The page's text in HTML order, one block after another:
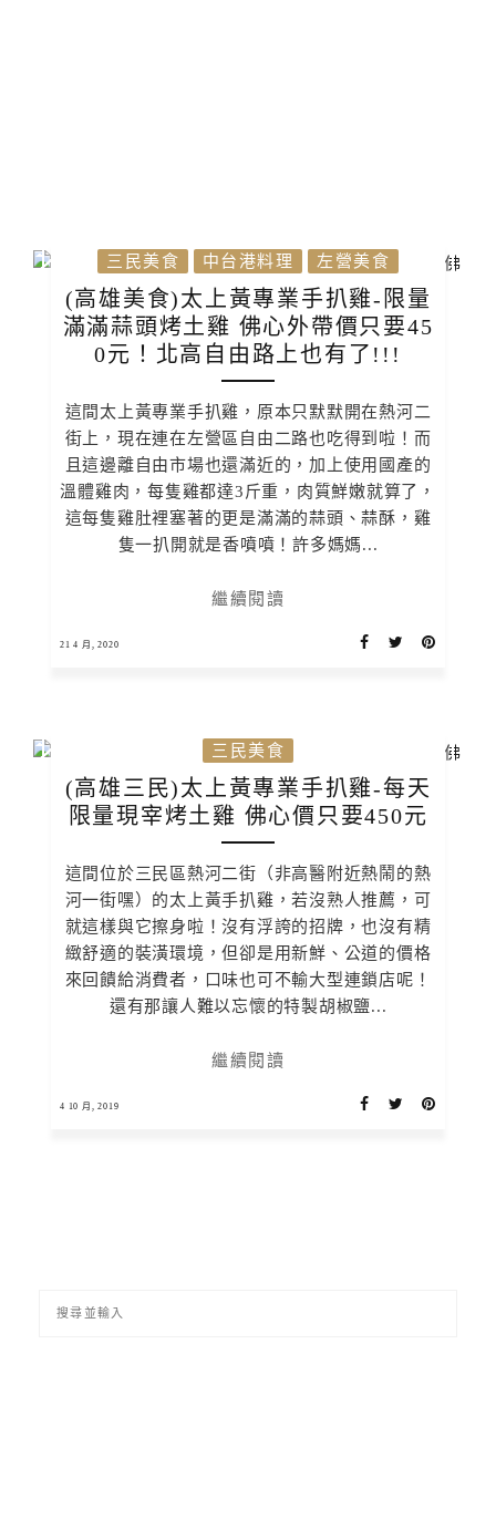
三民美食 中台港料理 左營美食
(高雄美食)太上黃專業手扒雞-限量
滿滿蒜頭烤土雞 佛心外帶價只要45
0元！北高自由路上也有了!!!
這間太上黃專業手扒雞，原本只默默開在熱河二
街上，現在連在左營區自由二路也吃得到啦！而
且這邊離自由市場也還滿近的，加上使用國產的
溫體雞肉，每隻雞都達3斤重，肉質鮮嫩就算了，
這每隻雞肚裡塞著的更是滿滿的蒜頭、蒜酥，雞
隻一扒開就是香噴噴！許多媽媽...
繼續閱讀
21 4 月, 2020
三民美食
(高雄三民)太上黃專業手扒雞-每天
限量現宰烤土雞 佛心價只要450元
這間位於三民區熱河二街（非高醫附近熱鬧的熱
河一街嘿）的太上黃手扒雞，若沒熟人推薦，可
就這樣與它擦身啦！沒有浮誇的招牌，也沒有精
緻舒適的裝潢環境，但卻是用新鮮、公道的價格
來回饋給消費者，口味也可不輸大型連鎖店呢！
還有那讓人難以忘懷的特製胡椒鹽...
繼續閱讀
4 10 月, 2019